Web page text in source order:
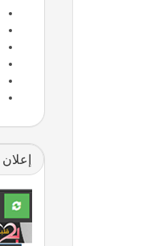
إعلان